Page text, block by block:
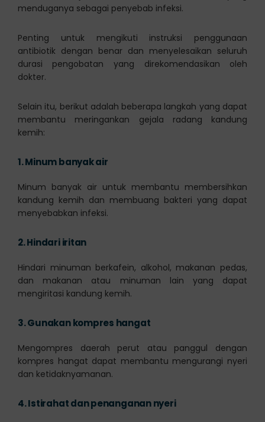
menduganya sebagai penyebab infeksi.
Penting untuk mengikuti instruksi penggunaan
antibiotik dengan benar dan menyelesaikan seluruh
durasi pengobatan yang direkomendasikan oleh
dokter.
Selain itu, berikut adalah beberapa langkah yang dapat
membantu meringankan gejala radang kandung
kemih:
1.Minum banyak air
Minum banyak air untuk membantu membersihkan
kandung kemih dan membuang bakteri yang dapat
menyebabkan infeksi.
2.Hindari iritan
Hindari minuman berkafein, alkohol, makanan pedas,
dan makanan atau minuman lain yang dapat
mengiritasi kandung kemih.
3.Gunakan kompres hangat
Mengompres daerah perut atau panggul dengan
kompres hangat dapat membantu mengurangi nyeri
dan ketidaknyamanan.
4.Istirahat dan penanganan nyeri